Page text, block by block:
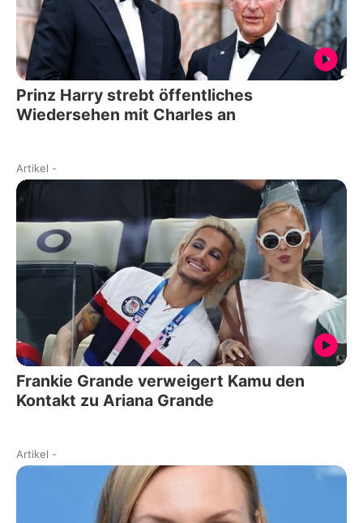
Prinz Harry strebt öffentliches
Wiedersehen mit Charles an
Artikel -
Frankie Grande verweigert Kamu den
Kontakt zu Ariana Grande
Artikel -